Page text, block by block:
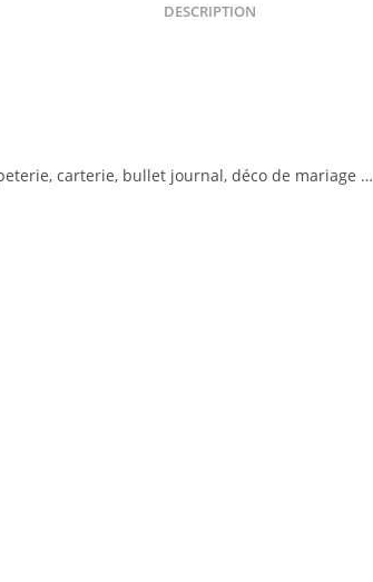
DESCRIPTION
carterie, bullet journal, déco de mariage …